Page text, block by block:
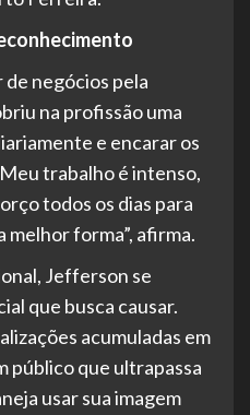
negócios pela
na profissão uma
e encarar os
trabalho é intenso,
todos os dias para
forma”, afirma.
Jefferson se
que busca causar.
acumuladas em
público que ultrapassa
usar sua imagem